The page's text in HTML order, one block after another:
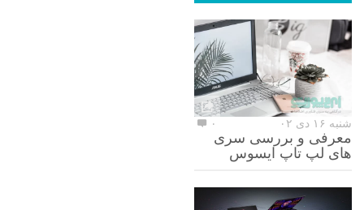
شنبه ۱۶ دی ۰۲ ۰
معرفی و بررسی سری
های لپ تاپ ایسوس